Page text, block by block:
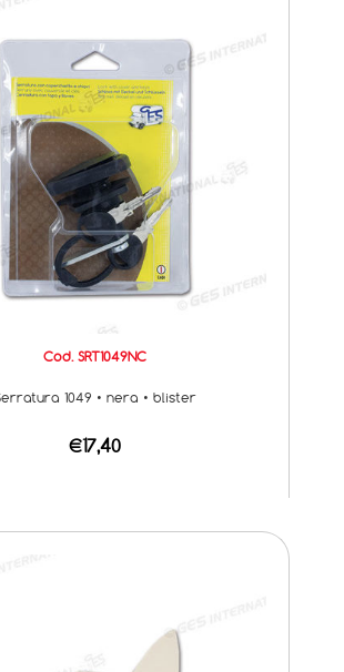
Cod. SRT1049NC
1049 • nera • blister
€17,40